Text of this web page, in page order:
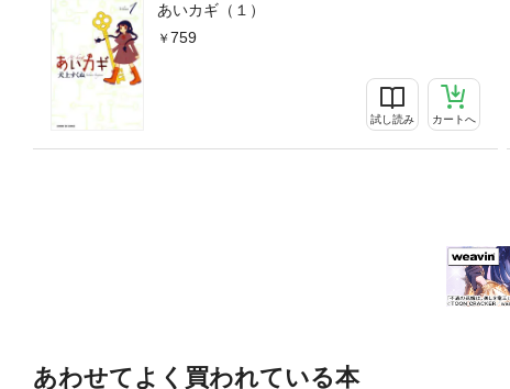
あいカギ（１）
759
試し読み カートへ
あわせてよく買われている本